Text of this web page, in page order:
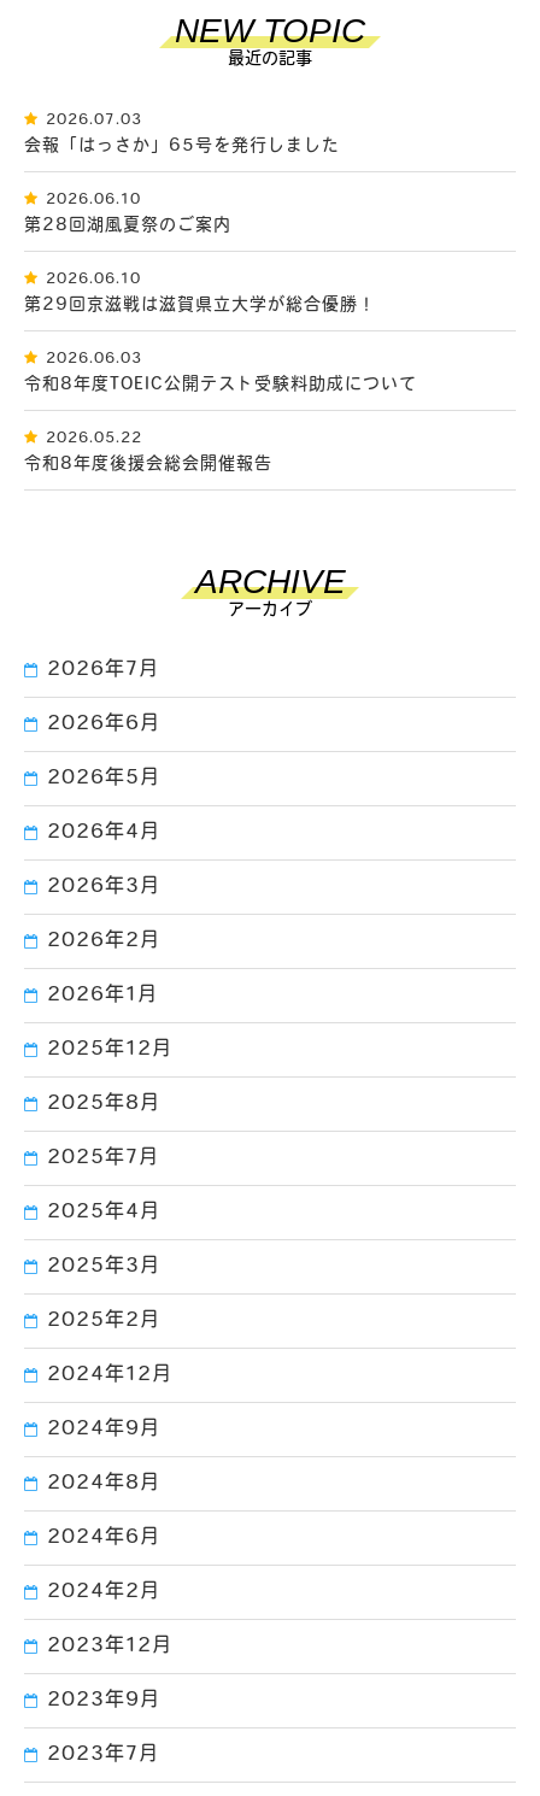
NEW TOPIC
最近の記事
2026.07.03
会報「はっさか」65号を発行しました
2026.06.10
第28回湖風夏祭のご案内
2026.06.10
第29回京滋戦は滋賀県立大学が総合優勝！
2026.06.03
令和8年度TOEIC公開テスト受験料助成について
2026.05.22
令和8年度後援会総会開催報告
ARCHIVE
アーカイブ
2026年7月
2026年6月
2026年5月
2026年4月
2026年3月
2026年2月
2026年1月
2025年12月
2025年8月
2025年7月
2025年4月
2025年3月
2025年2月
2024年12月
2024年9月
2024年8月
2024年6月
2024年2月
2023年12月
2023年9月
2023年7月